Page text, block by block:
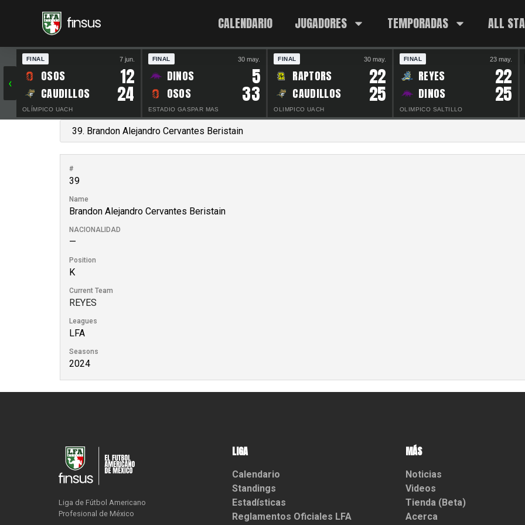
CALENDARIO JUGADORES TEMPORADAS ALL
‹
FINAL 7 jun.
OSOS 12
CAUDILLOS 24
OLÍMPICO UACH
FINAL 30 may.
DINOS 5
OSOS 33
ESTADIO GASPAR MAS
FINAL 30 may.
RAPTORS 22
CAUDILLOS 25
OLIMPICO UACH
FINAL 23 may.
REYES 22
DINOS 25
OLIMPICO SALTILLO
#
39
Name
Brandon Alejandro Cervantes Beristain
NACIONALIDAD
—
Position
K
Current Team
REYES
Leagues
LFA
Seasons
2024
Liga de Fútbol Americano
Profesional de México
LIGA
Calendario
Standings
Estadísticas
Reglamentos Oficiales LFA
MÁS
Noticias
Videos
Tienda (Beta)
Acerca